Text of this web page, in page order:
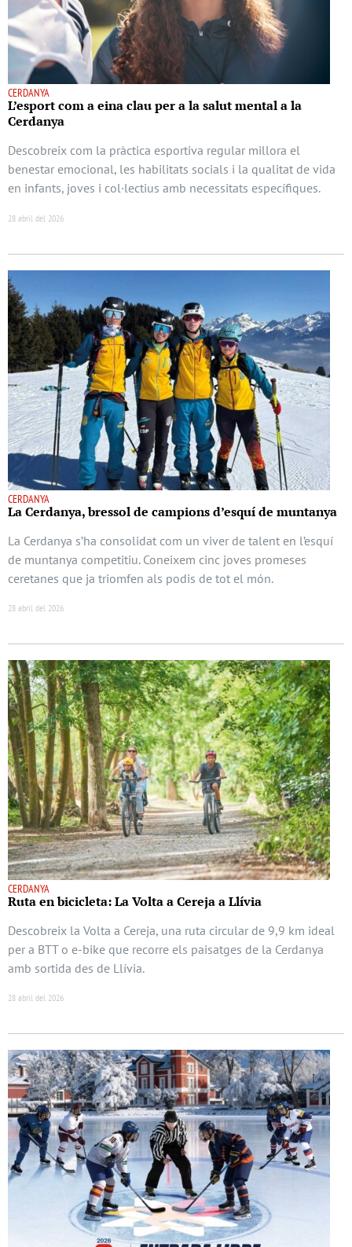
CERDANYA
L’esport com a eina clau per a la salut mental a la
Cerdanya
Descobreix com la pràctica esportiva regular millora el
benestar emocional, les habilitats socials i la qualitat de vida
en infants, joves i col·lectius amb necessitats específiques.
28 abril del 2026
CERDANYA
La Cerdanya, bressol de campions d’esquí de muntanya
La Cerdanya s’ha consolidat com un viver de talent en l’esquí
de muntanya competitiu. Coneixem cinc joves promeses
ceretanes que ja triomfen als podis de tot el món.
28 abril del 2026
CERDANYA
Ruta en bicicleta: La Volta a Cereja a Llívia
Descobreix la Volta a Cereja, una ruta circular de 9,9 km ideal
per a BTT o e-bike que recorre els paisatges de la Cerdanya
amb sortida des de Llívia.
28 abril del 2026